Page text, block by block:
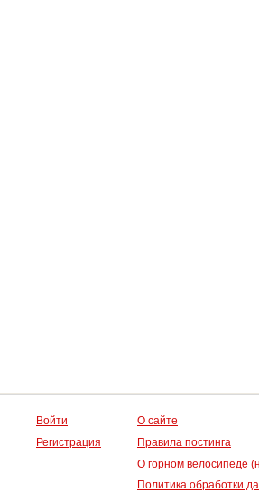
Войти
Регистрация
О сайте
Правила постинга
О горном велосипеде
Политика обработки